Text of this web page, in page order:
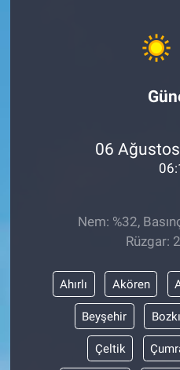
06
Nem: %32,
Rüzgar:
Ahırlı Akören
Beyşehir
Çeltik